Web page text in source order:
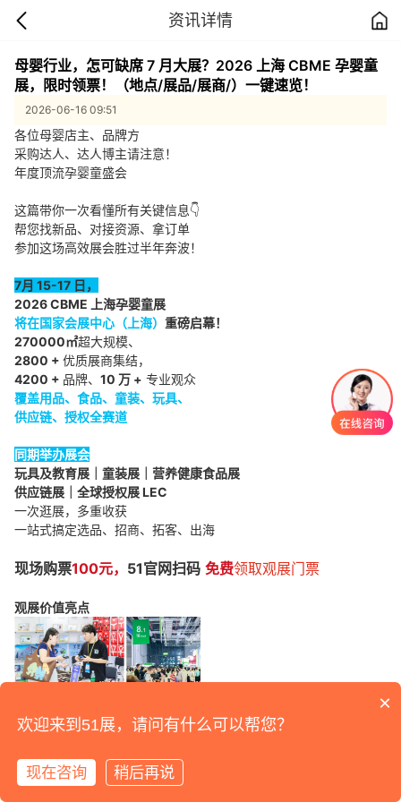
资讯详情
母婴行业，怎可缺席 7 月大展？2026 上海 CBME 孕婴童
展，限时领票！（地点/展品/展商/）一键速览！
2026-06-16 09:51
各位母婴店主、品牌方
采购达人、达人博主请注意！
年度顶流孕婴童盛会
这篇带你一次看懂所有关键信息👇
帮您找新品、对接资源、拿订单
参加这场高效展会胜过半年奔波！
7月 15-17 日，
2026 CBME 上海孕婴童展
将在国家会展中心（上海） 重磅启幕！
270000㎡超大规模、
2800 + 优质展商集结，
4200 + 品牌、 10 万 + 专业观众
覆盖用品、食品、童装、玩具、
供应链、授权全赛道
同期举办展会
玩具及教育展｜童装展｜营养健康食品展
供应链展｜全球授权展 LEC
一次逛展，多重收获
一站式搞定选品、招商、拓客、出海
现场购票100元， 51官网扫码 免费领取观展门票
观展价值亮点
人；跨境平台、进出口商、海外买家全覆盖，精准匹配不浪费时
间。
×
欢迎来到51展，请问有什么可以帮您？
现在咨询 稍后再说